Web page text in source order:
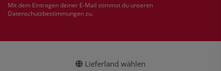
Mit dem Eintragen deiner E-Mail stimmst du unseren
Datenschutzbestimmungenzu.
Lieferland wählen